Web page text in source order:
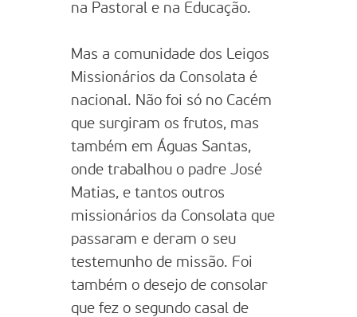
na Pastoral e na Educação.
Mas a comunidade dos Leigos
Missionários da Consolata é
nacional. Não foi só no Cacém
que surgiram os frutos, mas
também em Águas Santas,
onde trabalhou o padre José
Matias, e tantos outros
missionários da Consolata que
passaram e deram o seu
testemunho de missão. Foi
também o desejo de consolar
que fez o segundo casal de